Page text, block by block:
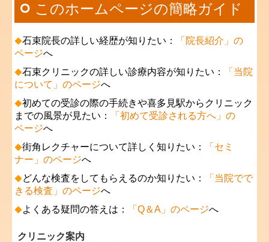
クリニック案内
このホームページの簡略ガイド
◆石束院長の詳しい経歴が知りたい：
「院長紹介」の
ページへ
◆石束クリニックの詳しい診療内容が知りたい：
「当院
について」のページへ
◆初めての受診の際の手続きや喜多見駅からクリニック
までの風景が見たい：
「初めて受診される方へ」の
ページへ
◆街角レクチャーについて詳しく知りたい：
「セミ
ナー」のページへ
◆どんな検査をしてもらえるのか知りたい：
「当院でで
きる検査」のページへ
◆よくある疑問の答えは： 「Q＆A」のページへ